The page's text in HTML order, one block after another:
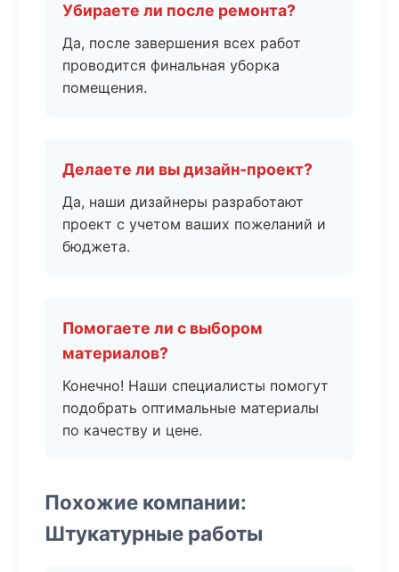
Убираете ли после ремонта?
Да, после завершения всех работ
проводится финальная уборка
помещения.
Делаете ли вы дизайн-проект?
Да, наши дизайнеры разработают
проект с учетом ваших пожеланий и
бюджета.
Помогаете ли с выбором
материалов?
Конечно! Наши специалисты помогут
подобрать оптимальные материалы
по качеству и цене.
Похожие компании:
Штукатурные работы